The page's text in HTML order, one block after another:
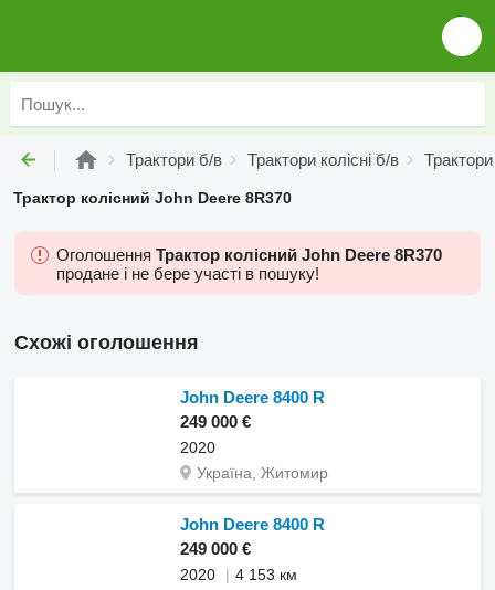
Трактори б/в Трактори колісні б/в
Трактор колісний John Deere 8R370
Оголошення Трактор колісний John Deere 8R370
продане і не бере участі в пошуку!
Схожі оголошення
John Deere 8400 R
249 000 €
2020
Україна, Житомир
John Deere 8400 R
249 000 €
2020
4 153 км